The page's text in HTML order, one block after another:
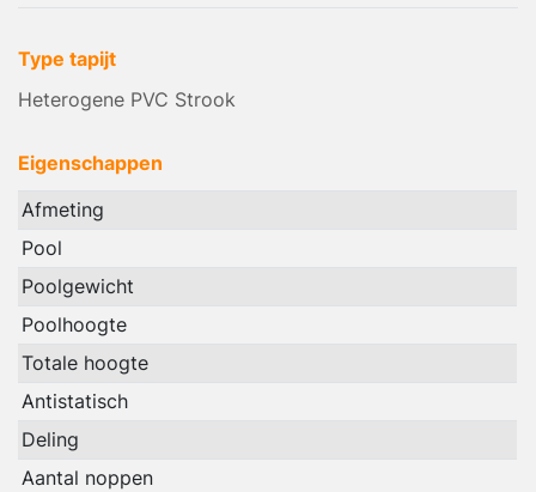
Type tapijt
Heterogene PVC Strook
Eigenschappen
Afmeting
Pool
Poolgewicht
Poolhoogte
Totale hoogte
Antistatisch
Deling
Aantal noppen